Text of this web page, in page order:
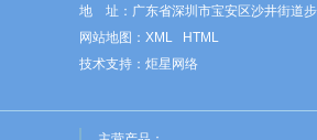
地 址：广东省深圳市宝安区沙井街道
网站地图： XML
HTML
技术支持： 炬星网络